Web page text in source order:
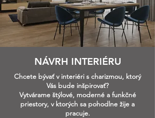
NÁVRH INTERIÉRU
Chcete bývať v interiéri s charizmou, ktorý
Vás bude inšpirovať?
Vytvárame štýlové, moderné a funkčné
priestory, v ktorých sa pohodlne žije a
pracuje.